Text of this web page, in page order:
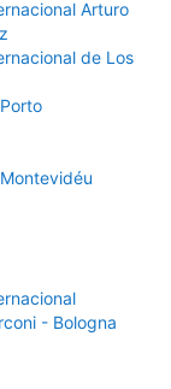
Arturo
de Los
- Bologna